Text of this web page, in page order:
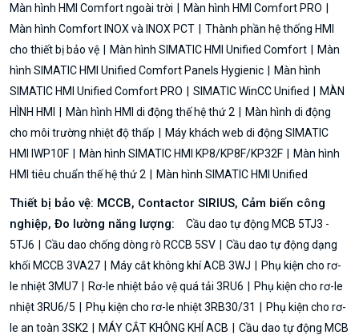
Màn hình HMI Comfort ngoài trời
Màn hình HMI Comfort PRO
Màn hình Comfort INOX và INOX PCT
Thành phần hệ thống HMI
cho thiết bị bảo vệ
Màn hình SIMATIC HMI Unified Comfort
Màn
hình SIMATIC HMI Unified Comfort Panels Hygienic
Màn hình
SIMATIC HMI Unified Comfort PRO
SIMATIC WinCC Unified
MÀN
HÌNH HMI
Màn hình HMI di động thế hệ thứ 2
Màn hình di động
cho môi trường nhiệt độ thấp
Máy khách web di động SIMATIC
HMI IWP10F
Màn hình SIMATIC HMI KP8/KP8F/KP32F
Màn hình
HMI tiêu chuẩn thế hệ thứ 2
Màn hình SIMATIC HMI Unified
Thiết bị bảo vệ: MCCB, Contactor SIRIUS, Cảm biến công
nghiệp, Đo lường năng lượng:
Cầu dao tự động MCB 5TJ3 -
5TJ6
Cầu dao chống dòng rò RCCB 5SV
Cầu dao tự động dạng
khối MCCB 3VA27
Máy cắt không khí ACB 3WJ
Phụ kiện cho rơ-
le nhiệt 3MU7
Rơ-le nhiệt bảo vệ quá tải 3RU6
Phụ kiện cho rơ-le
nhiệt 3RU6/5
Phụ kiện cho rơ-le nhiệt 3RB30/31
Phụ kiện cho rơ-
le an toàn 3SK2
MÁY CẮT KHÔNG KHÍ ACB
Cầu dao tự động MCB